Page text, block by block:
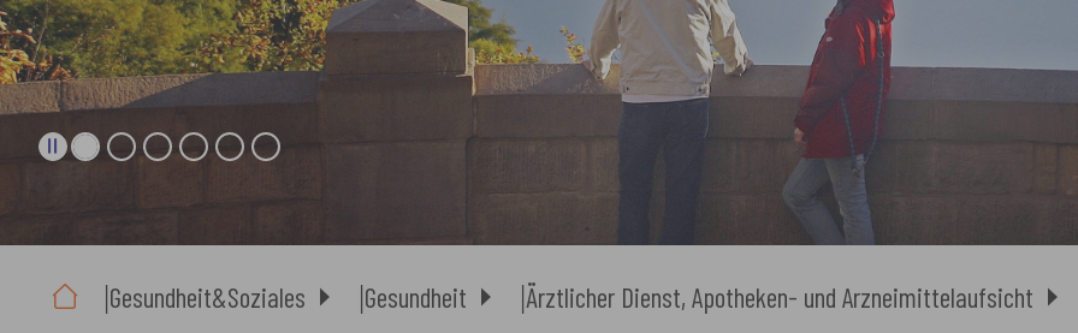
Gesundheit&Soziales Gesundheit Ärztlicher Dienst, Apotheken- und Arzneimittelaufsicht